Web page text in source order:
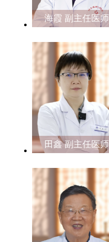
海霞 副主任医师
田鑫 副主任医师